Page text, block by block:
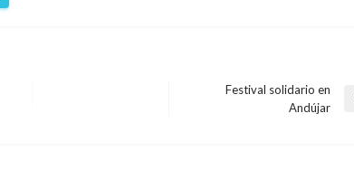
Festival solidario en
Andújar